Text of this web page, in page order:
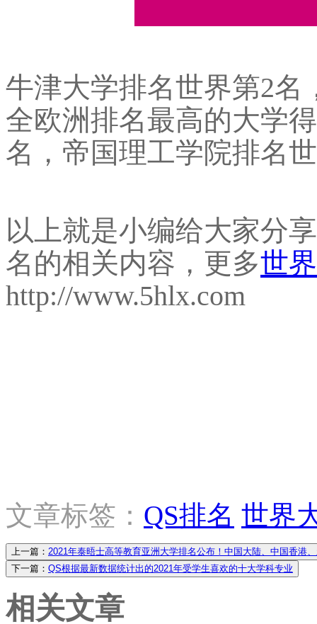
牛津大学排名世界第2名
全欧洲排名最高的大学
名，帝国理工学院排名
以上就是小编给大家分
名的相关内容，更多世
http://www.5hlx.com
文章标签： QS排名 世界
上一篇： 2021年泰晤士高等教育亚洲大学排名公布！中国大陆、中国香港
下一篇： QS根据最新数据统计出的2021年受学生喜欢的十大学科专业
相关文章